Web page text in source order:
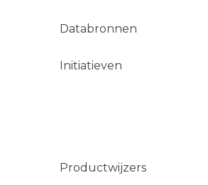
Databronnen
Initiatieven
Productwijzers